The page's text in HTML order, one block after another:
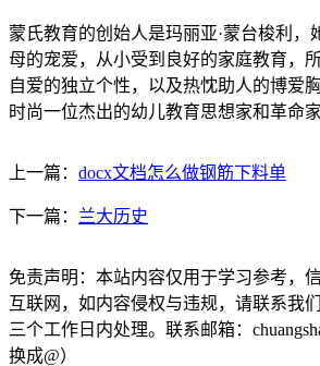
蒙氏教育的创始人是玛丽亚·蒙台梭利，
母的宠爱，从小受到良好的家庭教育，
自爱的独立个性，以及热忱助人的博爱
时尚一位杰出的幼儿教育思想家和革命家
上一篇： docx文档怎么做钢筋下料单
下一篇： 兰大历史
免责声明：本站内容仅用于学习参考，
互联网，如内容侵权与违规，请联系我
三个工作日内处理。联系邮箱：
换成@）